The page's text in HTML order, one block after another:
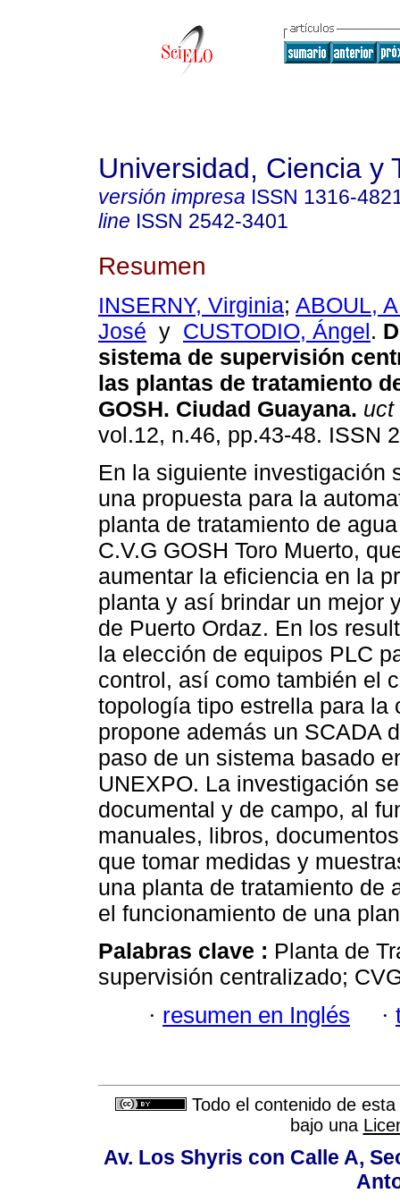
Universidad, Ciencia y
versión impresa ISSN 1316-
line ISSN 2542-3401
Resumen
INSERNY, Virginia; ABOUL,
José y CUSTODIO, Ángel.
sistema de supervisión
las plantas de tratamiento
GOSH. Ciudad Guayana. uct
vol.12, n.46, pp.43-48. ISSN
En la siguiente investigación
una propuesta para la
planta de tratamiento de
C.V.G GOSH Toro Muerto,
aumentar la eficiencia en la
planta y así brindar un mejor
de Puerto Ordaz. En los
la elección de equipos PLC
control, así como también el
topología tipo estrella para
propone además un SCADA
paso de un sistema basado
UNEXPO. La investigación
documental y de campo, al
manuales, libros,
que tomar medidas y
una planta de tratamiento de
el funcionamiento de una
Palabras clave : Planta de
supervisión centralizado;
· resumen en Inglés ·
Todo el contenido de
bajo una
Av. Los Shyris con Calle A,